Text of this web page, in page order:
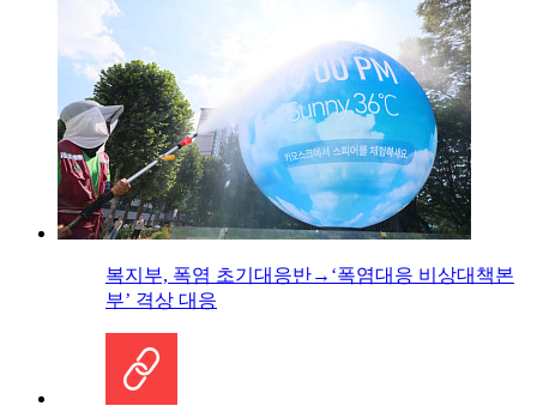
복지부, 폭염 초기대응반→‘폭염대응 비상대책본
부’ 격상 대응